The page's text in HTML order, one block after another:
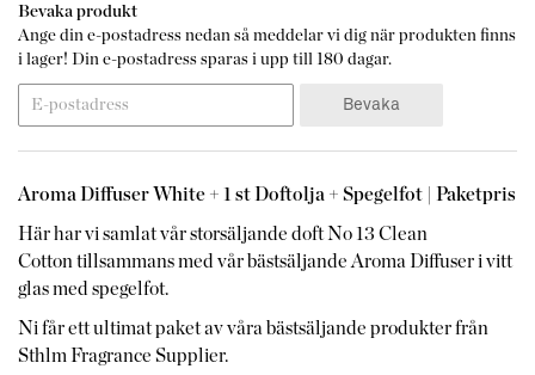
Bevaka produkt
Ange din e-postadress nedan så meddelar vi dig när produkten finns
i lager! Din e-postadress sparas i upp till 180 dagar.
Bevaka
Aroma Diffuser White + 1 st Doftolja + Spegelfot | Paketpris
Här har vi samlat vår storsäljande doft No 13 Clean
Cotton tillsammans med vår bästsäljande Aroma Diffuser i vitt
glas med spegelfot.
Ni får ett ultimat paket av våra bästsäljande produkter från
Sthlm Fragrance Supplier.